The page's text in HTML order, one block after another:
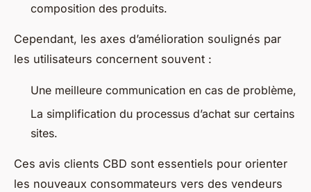
composition des produits.
Cependant, les axes d’amélioration soulignés par
les utilisateurs concernent souvent :
Une meilleure communication en cas de problème,
La simplification du processus d’achat sur certains
sites.
Ces avis clients CBD sont essentiels pour orienter
les nouveaux consommateurs vers des vendeurs